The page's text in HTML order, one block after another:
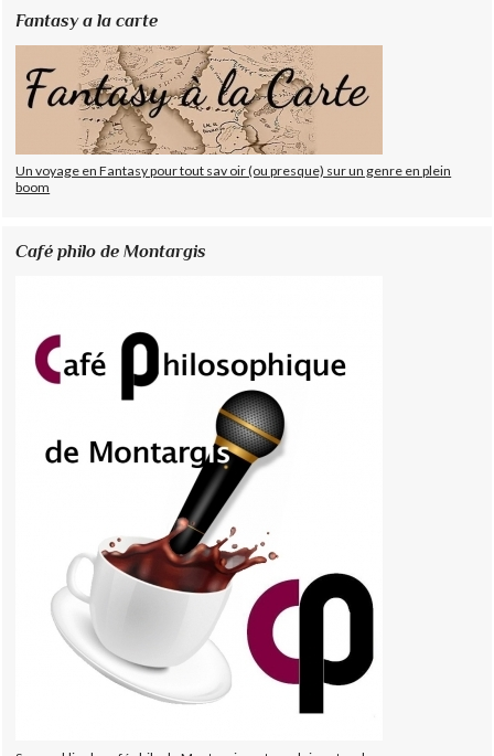
Fantasy a la carte
Un voyage en Fantasy pour tout sav oir (ou presque) sur un genre en plein
boom
Café philo de Montargis